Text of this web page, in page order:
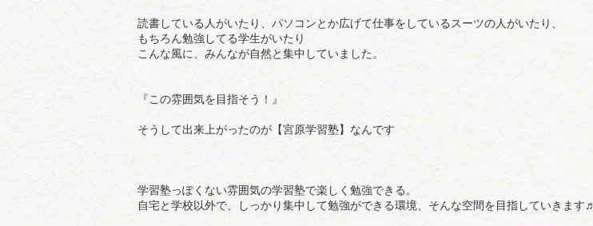
読書している人がいたり、パソコンとか広げて仕事をしているスーツの人がいたり、
もちろん勉強してる学生がいたり
こんな風に、みんなが自然と集中していました。
『この雰囲気を目指そう！』
そうして出来上がったのが【宮原学習塾】なんです
学習塾っぽくない雰囲気の学習塾で楽しく勉強できる。
自宅と学校以外で、しっかり集中して勉強ができる環境、そんな空間を目指していきます♬